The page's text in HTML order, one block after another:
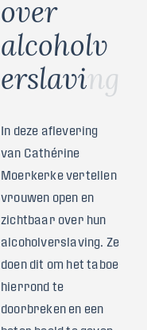
over
alcoholv
erslaving
In deze aflevering
van Cathérine
Moerkerke vertellen
vrouwen open en
zichtbaar over hun
alcoholverslaving. Ze
doen dit om het taboe
hierrond te
doorbreken en een